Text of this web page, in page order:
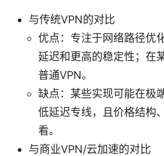
与传统VPN的对比
优点：专注于网络路径优
延迟和更高的稳定性；在
普通VPN。
缺点：某些实现可能在极
低延迟专线，且价格结构
看。
与商业VPN/云加速的对比